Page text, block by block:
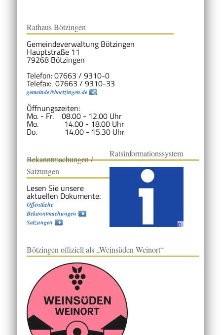
Rathaus Bötzingen
Gemeindeverwaltung Bötzingen
Hauptstraße 11
79268 Bötzingen
Telefon: 07663 / 9310-0
Telefax: 07663 / 9310-33
gemeinde@boetzingen.de
Öffnungszeiten:
Mo. - Fr. 08.00 - 12.00 Uhr
Mo. 14.00 - 18.00 Uhr
Do. 14.00 - 15.30 Uhr
Bekanntmachungen /
Satzungen
Lesen Sie unsere
aktuellen Dokumente:
Öffentliche
Bekanntmachungen
Satzungen
Ratsinformationssystem
Bötzingen offiziell als „Weinsüden Weinort“